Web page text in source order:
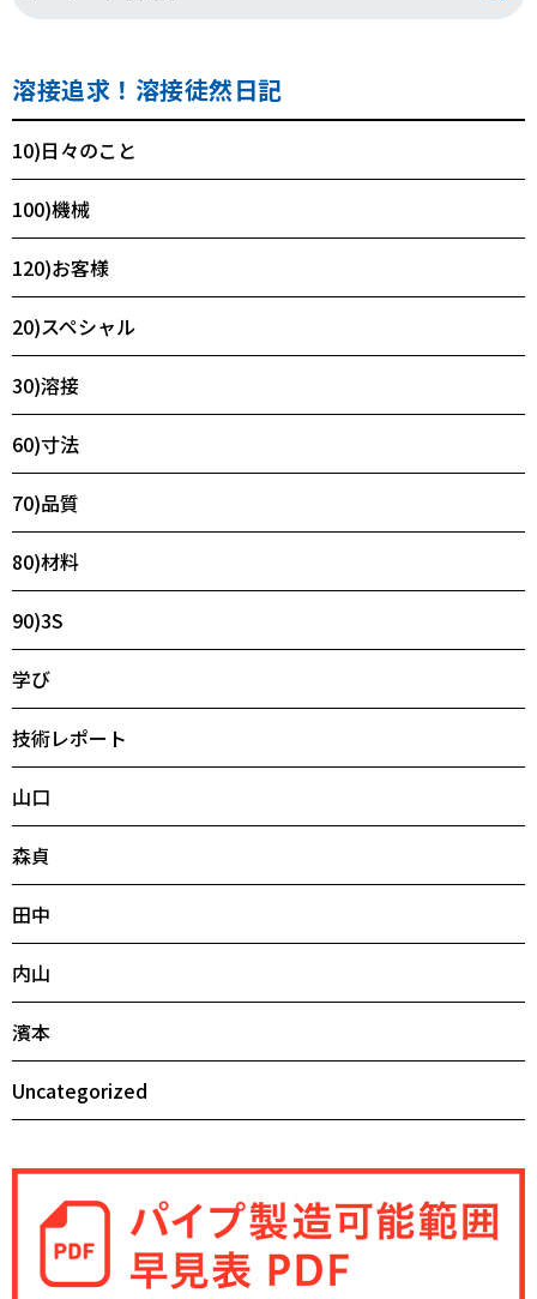
溶接追求！溶接徒然日記
10)日々のこと
100)機械
120)お客様
20)スペシャル
30)溶接
60)寸法
70)品質
80)材料
90)3S
学び
技術レポート
山口
森貞
田中
内山
濱本
Uncategorized